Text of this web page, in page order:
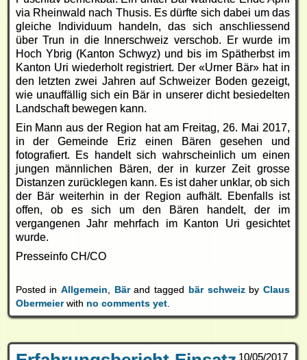
via Rheinwald nach Thusis. Es dürfte sich dabei um das
gleiche Individuum handeln, das sich anschliessend
über Trun in die Innerschweiz verschob. Er wurde im
Hoch Ybrig (Kanton Schwyz) und bis im Spätherbst im
Kanton Uri wiederholt registriert. Der «Urner Bär» hat in
den letzten zwei Jahren auf Schweizer Boden gezeigt,
wie unauffällig sich ein Bär in unserer dicht besiedelten
Landschaft bewegen kann.
Ein Mann aus der Region hat am Freitag, 26. Mai 2017,
in der Gemeinde Eriz einen Bären gesehen und
fotografiert. Es handelt sich wahrscheinlich um einen
jungen männlichen Bären, der in kurzer Zeit grosse
Distanzen zurücklegen kann. Es ist daher unklar, ob sich
der Bär weiterhin in der Region aufhält. Ebenfalls ist
offen, ob es sich um den Bären handelt, der im
vergangenen Jahr mehrfach im Kanton Uri gesichtet
wurde.
Presseinfo CH/CO
Posted in Allgemein Bärand tagged bär schweizby Claus
Obermeierwith no comments yet.
10/05/2017